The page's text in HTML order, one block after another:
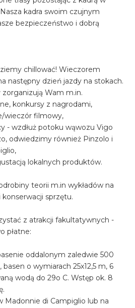
kadra swoim czujnym
bezpieczeństwo i dobrą
chillować! Wieczorem
następny dzień jazdy na stokach.
Wam m.in.
konkursy z nagrodami,
wieczór filmowy,
- wzdłuż potoku wąwozu Vigo
odwiedzimy również Pinzolo i
lokalnych produktów.
teorii m.in wykładów na
sprzętu.
z atrakcji fakultatywnych -
płatne:
oddalonym zaledwie 500
o wymiarach 25x12,5 m, 6
wodą do 29o C. Wstęp ok. 8
Madonnie di Campiglio lub na